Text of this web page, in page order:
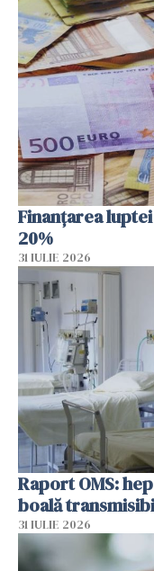
Finanțarea
20%
31 IULIE 2026
Raport OMS:
boală
31 IULIE 2026